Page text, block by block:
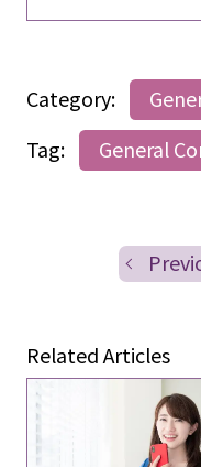
Category:
Tag:
General
Related Articles